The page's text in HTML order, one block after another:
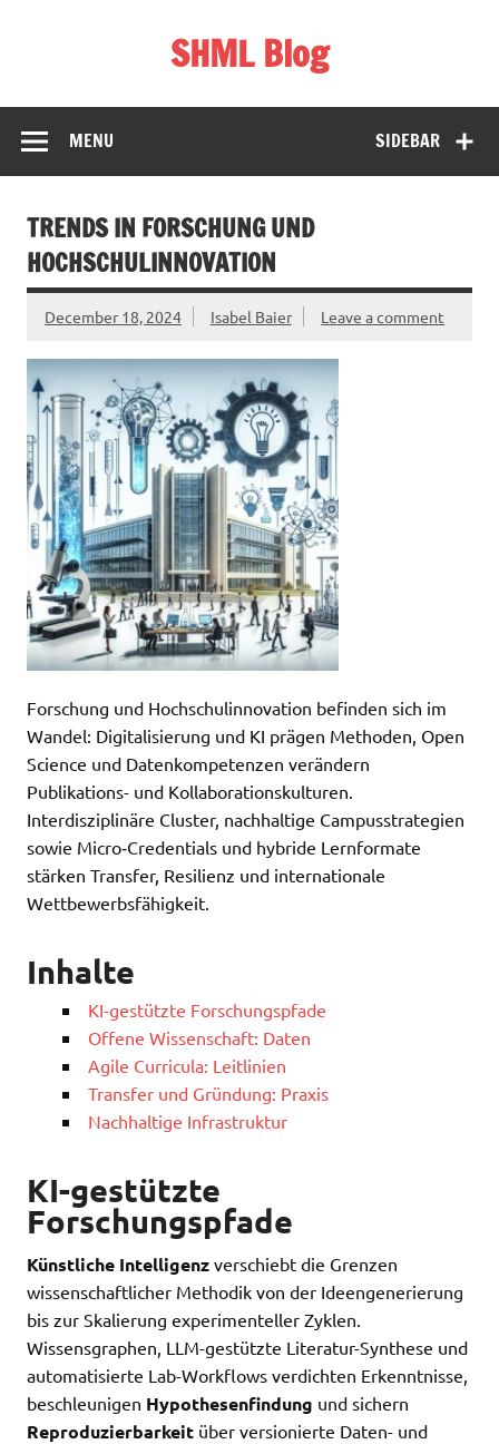
SHML Blog
SIDEBAR
MENU
TRENDS IN FORSCHUNG UND
HOCHSCHULINNOVATION
December 18, 2024 Isabel Baier Leave a comment
Forschung und Hochschulinnovation befinden sich im
Wandel: Digitalisierung und KI prägen Methoden, Open
Science und Datenkompetenzen verändern
Publikations- und Kollaborationskulturen.
Interdisziplinäre Cluster, nachhaltige Campusstrategien
sowie Micro‑Credentials und hybride Lernformate
stärken Transfer, Resilienz und internationale
Wettbewerbsfähigkeit.
Inhalte
KI-gestützte Forschungspfade
Offene Wissenschaft: Daten
Agile Curricula: Leitlinien
Transfer und Gründung: Praxis
Nachhaltige Infrastruktur
KI-gestützte
Forschungspfade
Künstliche Intelligenz verschiebt die Grenzen
wissenschaftlicher Methodik von der Ideengenerierung
bis zur Skalierung experimenteller Zyklen.
Wissensgraphen, LLM-gestützte Literatur-Synthese und
automatisierte Lab-Workflows verdichten Erkenntnisse,
beschleunigen Hypothesenfindung und sichern
Reproduzierbarkeit über versionierte Daten- und